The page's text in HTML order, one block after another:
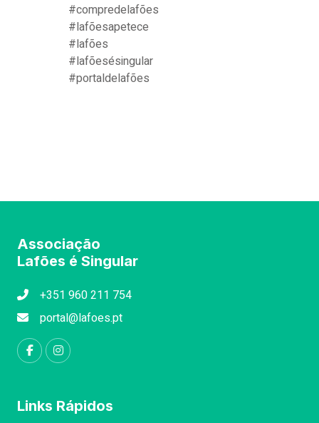
#compredelafões
#lafõesapetece
#lafões
#lafõesésingular
#portaldelafões
Associação
Lafões é Singular
+351 960 211 754
portal@lafoes.pt
Links Rápidos